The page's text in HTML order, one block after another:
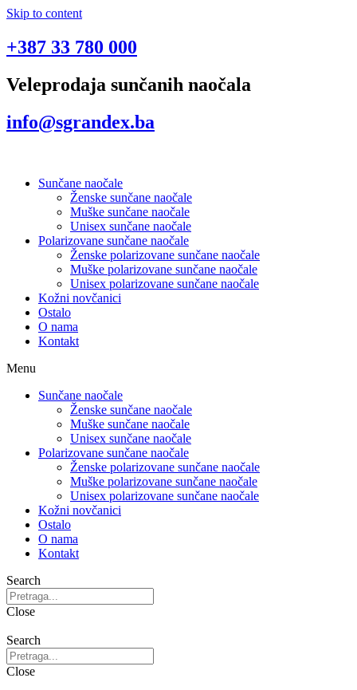
Skip to content
+387 33 780 000
Veleprodaja sunčanih naočala
info@sgrandex.ba
Sunčane naočale
Ženske sunčane naočale
Muške sunčane naočale
Unisex sunčane naočale
Polarizovane sunčane naočale
Ženske polarizovane sunčane naočale
Muške polarizovane sunčane naočale
Unisex polarizovane sunčane naočale
Kožni novčanici
Ostalo
O nama
Kontakt
Menu
Sunčane naočale
Ženske sunčane naočale
Muške sunčane naočale
Unisex sunčane naočale
Polarizovane sunčane naočale
Ženske polarizovane sunčane naočale
Muške polarizovane sunčane naočale
Unisex polarizovane sunčane naočale
Kožni novčanici
Ostalo
O nama
Kontakt
Search
Close
Search
Close